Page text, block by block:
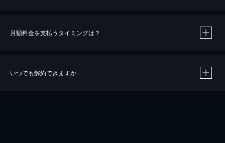
※40％ポイント還元の対象は、クレジットカード決済による作品の購入 / レンタルです。
iOSアプリのUコイン決済による作品の購入 / レンタルは、20％のポイント還元です。
月額料金を支払うタイミングは？
いつでも解約できますか